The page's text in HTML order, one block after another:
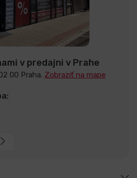
v predajni v Prahe
00 Praha. Zobraziť na mape